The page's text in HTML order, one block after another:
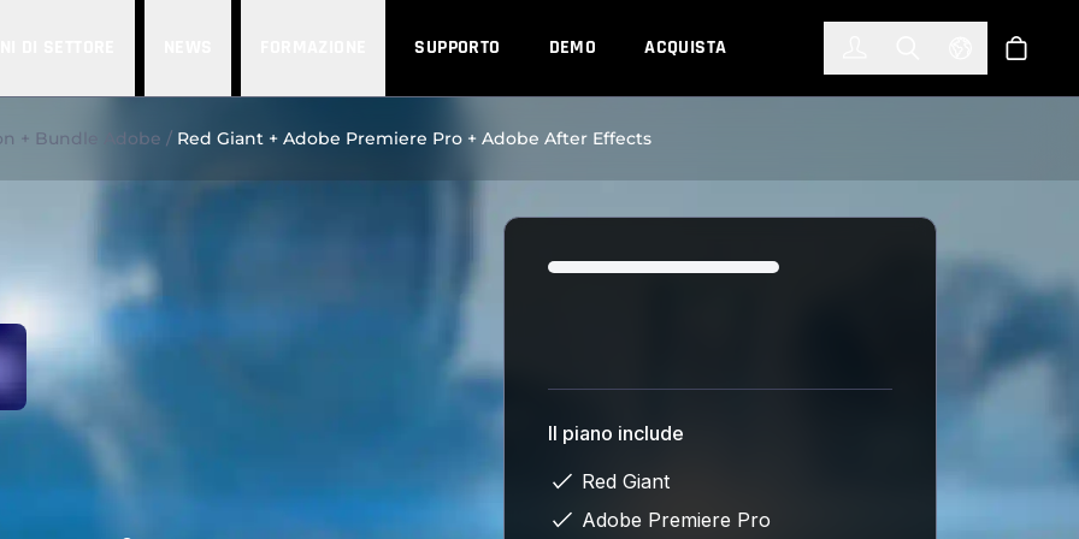
SUPPORTO DEMO ACQUISTA Select Shop
+ Bundle Adobe Red Giant + Adobe Premiere Pro + Adobe After Effects
Loading...
Il piano include
Red Giant
Adobe Premiere Pro